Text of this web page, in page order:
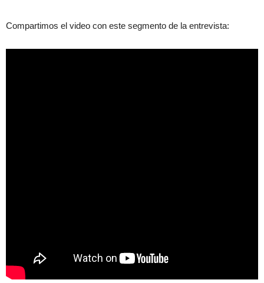
Compartimos el video con este segmento de la entrevista: